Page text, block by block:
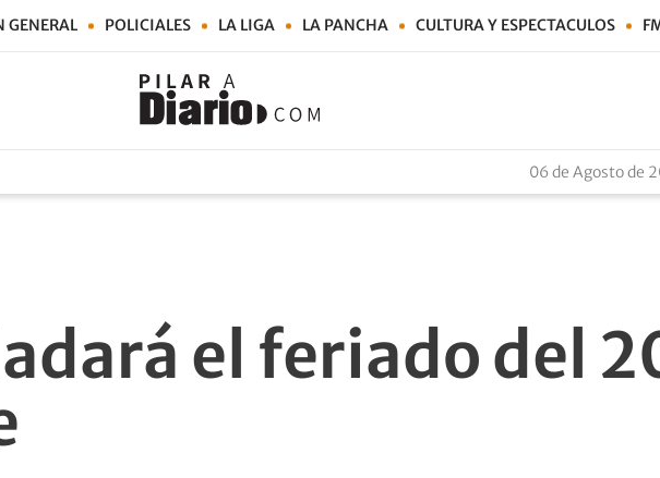
GENERAL POLICIALES LA LIGA LA PANCHA CULTURA Y ESPECTACULOS
06 de Agosto de
el feriado del